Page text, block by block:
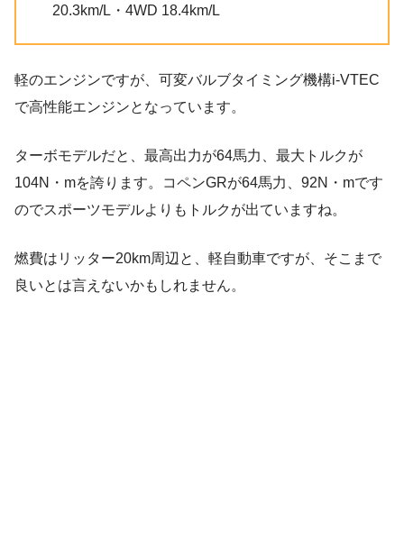
20.3km/L・4WD 18.4km/L
軽のエンジンですが、可変バルブタイミング機構i-VTEC
で高性能エンジンとなっています。
ターボモデルだと、最高出力が64馬力、最大トルクが
104N・mを誇ります。コペンGRが64馬力、92N・mです
のでスポーツモデルよりもトルクが出ていますね。
燃費はリッター20km周辺と、軽自動車ですが、そこまで
良いとは言えないかもしれません。